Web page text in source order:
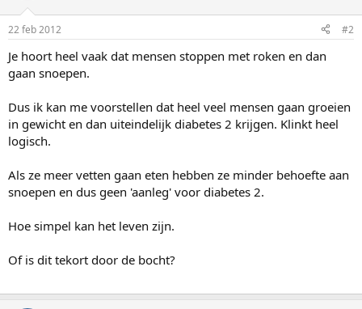
22 feb 2012 #2
Je hoort heel vaak dat mensen stoppen met roken en dan
gaan snoepen.
Dus ik kan me voorstellen dat heel veel mensen gaan groeien
in gewicht en dan uiteindelijk diabetes 2 krijgen. Klinkt heel
logisch.
Als ze meer vetten gaan eten hebben ze minder behoefte aan
snoepen en dus geen 'aanleg' voor diabetes 2.
Hoe simpel kan het leven zijn.
Of is dit tekort door de bocht?